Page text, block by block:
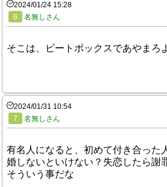
2024/01/24 15:28
6
名無しさん
そこは、ビートボックスであやまろ
2024/01/31 10:54
7
名無しさん
有名人になると、初めて付き合った
婚しないといけない？失恋したら謝
そういう事だな